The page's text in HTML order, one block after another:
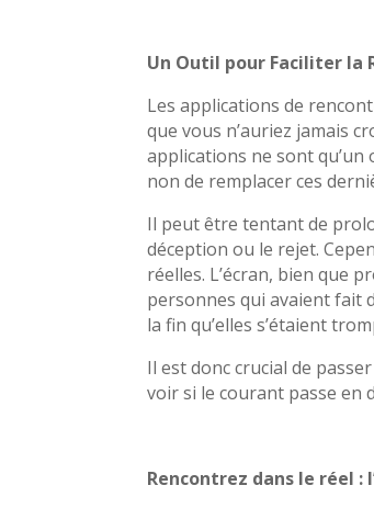
Un Outil pour Faciliter la
Les applications de
que vous n’auriez jamais
applications ne sont
non de remplacer ces
Il peut être tentant de
déception ou le rejet.
réelles. L’écran, bien que
personnes qui avaient fait
la fin qu’elles s’étaient
Il est donc crucial de
voir si le courant passe en
Rencontrez dans le réel